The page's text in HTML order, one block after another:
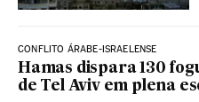
CONFLITO ÁRABE-ISRAELENSE
Hamas dispara 130
de Tel Aviv em plena